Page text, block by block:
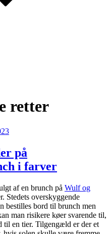
retter
på
i farver
af en brunch på Wulf og
Stedets overskyggende
bestilles bord til brunch men
man risikere køer svarende til,
en tier. Tilgengæld er der et